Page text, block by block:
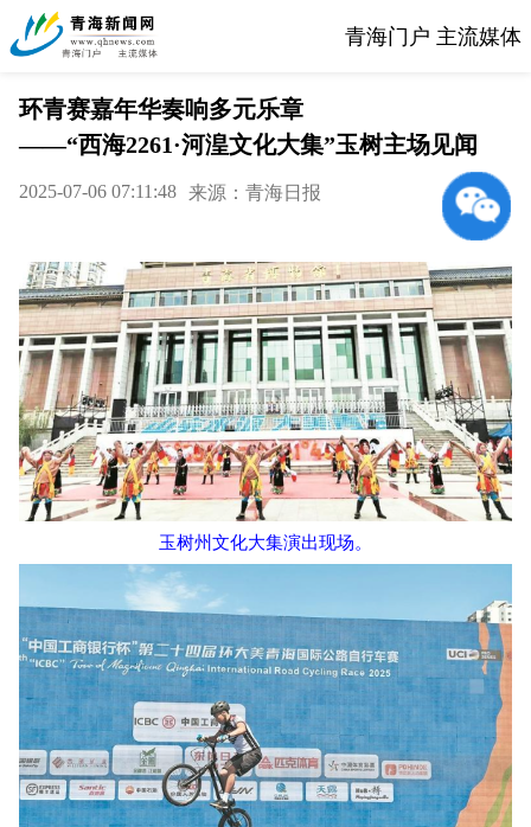
青海门户 主流媒体
环青赛嘉年华奏响多元乐章
——“西海2261·河湟文化大集”玉树主场见闻
2025-07-06 07:11:48 来源：青海日报
玉树州文化大集演出现场。